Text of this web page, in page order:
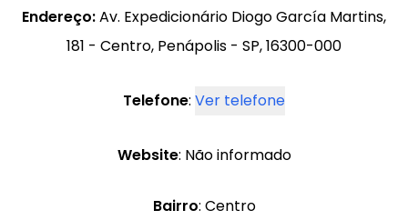
Endereço:Av. Expedicionário Diogo García Martins,
181 - Centro, Penápolis - SP, 16300-000
Telefone: Ver telefone
Website: Não informado
Bairro: Centro